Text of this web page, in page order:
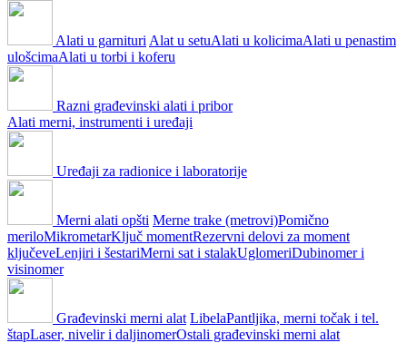
Alati u garnituri Alat u setuAlati u kolicimaAlati u penastim
ulošcimaAlati u torbi i koferu
Razni građevinski alati i pribor
Alati merni, instrumenti i uređaji
Uređaji za radionice i laboratorije
Merni alati opšti Merne trake (metrovi)Pomično
meriloMikrometarKljuč momentRezervni delovi za moment
ključeveLenjiri i šestariMerni sat i stalakUglomeriDubinomer i
visinomer
Građevinski merni alat LibelaPantljika, merni točak i tel.
štapLaser, nivelir i daljinomerOstali građevinski merni alat